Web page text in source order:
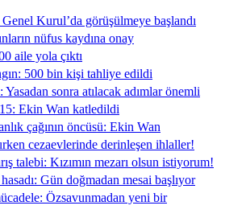
Kurul’da görüşülmeye başlandı
nüfus kaydına onay
aile yola çıktı
500 bin kişi tahliye edildi
sonra atılacak adımlar önemli
Ekin Wan katledildi
çağının öncüsü: Ekin Wan
cezaevlerinde derinleşen ihlaller!
talebi: Kızımın mezarı olsun istiyorum!
Gün doğmadan mesai başlıyor
Özsavunmadan yeni bir